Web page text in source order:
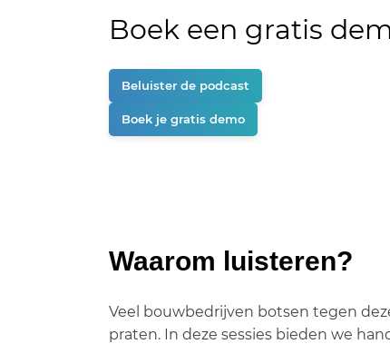
Boek een gratis
Beluister de podcast
Boek je gratis demo
Waarom luisteren?
Veel bouwbedrijven botsen tegen
praten. In deze sessies bieden we